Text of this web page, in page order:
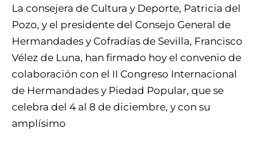
La consejera de Cultura y Deporte, Patricia del
Pozo, y el presidente del Consejo General de
Hermandades y Cofradías de Sevilla, Francisco
Vélez de Luna, han firmado hoy el convenio de
colaboración con el II Congreso Internacional
de Hermandades y Piedad Popular, que se
celebra del 4 al 8 de diciembre, y con su
amplísimo